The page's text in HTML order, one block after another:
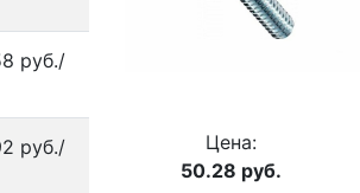
руб./
руб./
Цена:
50.28 руб.